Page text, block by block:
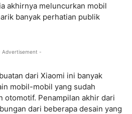
akhirnya meluncurkan mobil
banyak perhatian publik
Advertisement -
dari Xiaomi ini banyak
mobil-mobil yang sudah
otomotif. Penampilan akhir dari
dari beberapa desain yang